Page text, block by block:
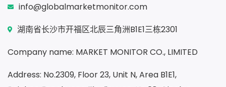
info@globalmarketmonitor.com
湖南省长沙市开福区北辰三角洲B1E1三栋2301
Company name: MARKET MONITOR CO., LIMITED
Address: No.2309, Floor 23, Unit N, Area B1E1,